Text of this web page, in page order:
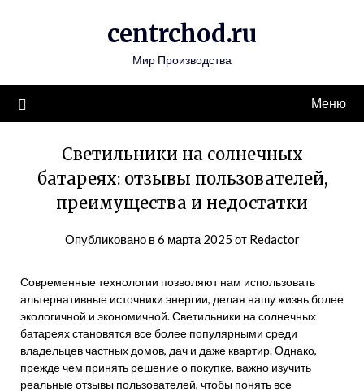
centrchod.ru
Мир Производства
Меню
Светильники на солнечных
батареях: отзывы пользователей,
преимущества и недостатки
Опубликовано в6 марта 2025 от Redactor
Современные технологии позволяют нам использовать
альтернативные источники энергии, делая нашу жизнь более
экологичной и экономичной. Светильники на солнечных
батареях становятся все более популярными среди
владельцев частных домов, дач и даже квартир. Однако,
прежде чем принять решение о покупке, важно изучить
реальные отзывы пользователей, чтобы понять все